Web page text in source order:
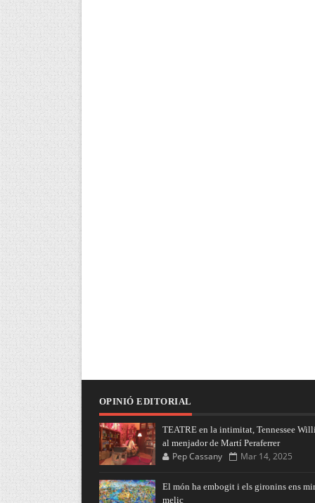
OPINIÓ EDITORIAL
TEATRE en la intimitat, Tennessee
al menjador de Martí Peraferrer
Pep Cassany Mar 14, 2025
El món ha embogit i els gironins ens
melic